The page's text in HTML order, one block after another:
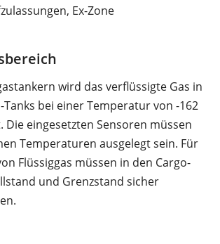
Ex-Zone
wird das verflüssigte Gas in
bei einer Temperatur von -162
Die eingesetzten Sensoren müssen
Temperaturen ausgelegt sein. Für
Flüssiggas müssen in den Cargo-
und Grenzstand sicher